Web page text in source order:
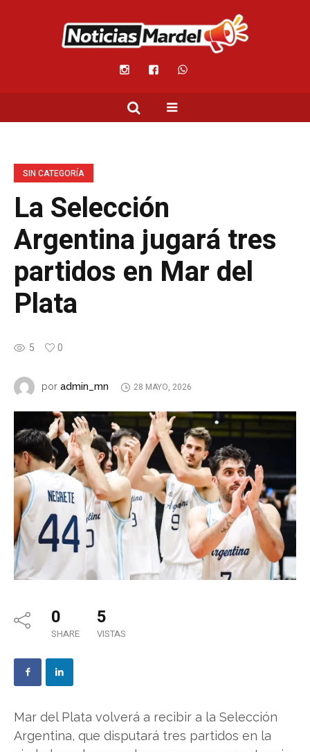
SIN CATEGORÍA
La Selección
Argentina jugará tres
partidos en Mar del
Plata
5 0
por admin_mn 28 MAYO, 2026
0
SHARE
5
VISTAS
Mar del Plata volverá a recibir a la Selección
Argentina, que disputará tres partidos en la